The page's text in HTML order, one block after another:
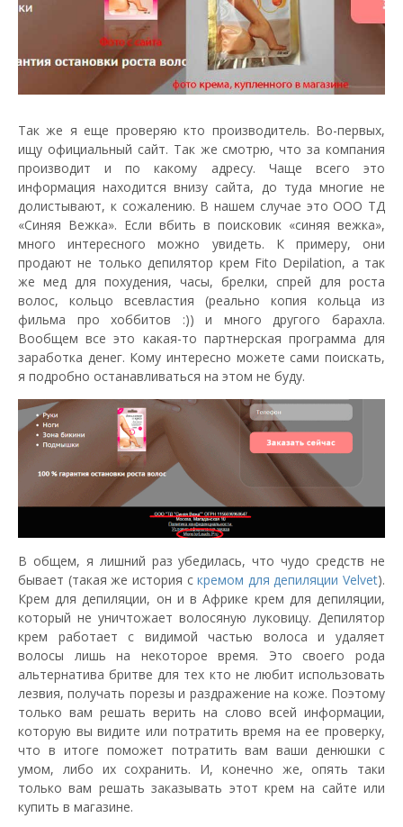
Так же я еще проверяю кто производитель. Во-первых,
ищу официальный сайт. Так же смотрю, что за компания
производит и по какому адресу. Чаще всего это
информация находится внизу сайта, до туда многие не
долистывают, к сожалению. В нашем случае это ООО ТД
«Синяя Вежка». Если вбить в поисковик «синяя вежка»,
много интересного можно увидеть. К примеру, они
продают не только депилятор крем Fito Depilation, а так
же мед для похудения, часы, брелки, спрей для роста
волос, кольцо всевластия (реально копия кольца из
фильма про хоббитов :)) и много другого барахла.
Вообщем все это какая-то партнерская программа для
заработка денег. Кому интересно можете сами поискать,
я подробно останавливаться на этом не буду.
В общем, я лишний раз убедилась, что чудо средств не
бывает (такая же история скремом для депиляции Velvet).
Крем для депиляции, он и в Африке крем для депиляции,
который не уничтожает волосяную луковицу. Депилятор
крем работает с видимой частью волоса и удаляет
волосы лишь на некоторое время. Это своего рода
альтернатива бритве для тех кто не любит использовать
лезвия, получать порезы и раздражение на коже. Поэтому
только вам решать верить на слово всей информации,
которую вы видите или потратить время на ее проверку,
что в итоге поможет потратить вам ваши денюшки с
умом, либо их сохранить. И, конечно же, опять таки
только вам решать заказывать этот крем на сайте или
купить в магазине.